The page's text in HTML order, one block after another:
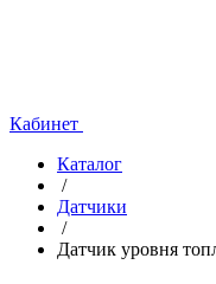
Кабинет
Каталог
/
Датчики
/
Датчик уровня